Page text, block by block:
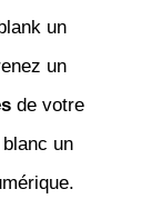
un
un
de votre
un